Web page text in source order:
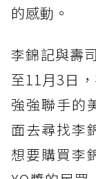
的感動。
李錦記與壽
至11月3日
強強聯手的
面去尋找李
想要購買李